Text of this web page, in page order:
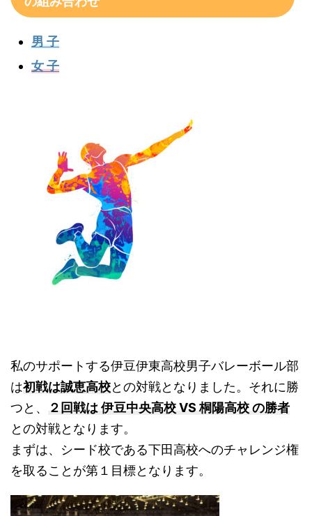
男 子
女 子
私のサポートする伊豆伊東高校男子バレーボール部
は初戦は誠恵高校との対戦となりました。それに勝
つと、
２回戦は 伊豆中央高校 VS 桐陽高校 の勝者
との対戦となります。
まずは、シード校である下田高校へのチャレンジ権
を取ることが第１目標となります。